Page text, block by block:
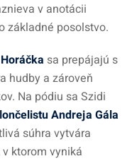
v anotácii
základné posolstvo.
sa prepájajú s
hudby a zároveň
Na pódiu sa Szidi
Andreja Gála
súhra vytvára
ktorom vyniká